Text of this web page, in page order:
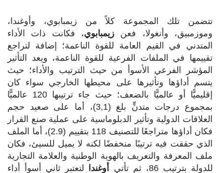
تتضمن تلك المجموعة كلاً من زيمبابوي، وأوغندا،
وموزمبيق، وأنغولا، فعن زيمبابوي، فكانت ذات الأداء
المتدني في القيم العامة للقوة الناعمة؛ إضافة لتراجع
تقييمها في الملفات الفرعية للقوة الناعمة، ويعد التأثير
المؤشر الفرعي الأسوأ من حيث الترتيب والأداء؛ حيث
يتسم أداؤها وتأثيرها على محيطها الخارجي سواء كان
إقليميًّا أو عالميًّا بالضعف؛ حيث جاء ترتيبها 120 عالميًّا
بمجموع درجات متدنٍّ بلغ (3,1)، أما على صعيد حجم
العلاقات الدولية وتأثير الدبلوماسية على عملية صنع القرار
فكان أداؤها متراجعًا للتصنيف 118 بتقييم (2.9)، أما الملف
الذي حققت فيه ترتيبًا منخفضًا لكنه لا يميل للسيئ، فكان
ملف المعرفة والتعريف بالهوية الوطنية والعلامة التجارية
للدولة بترتيب 86، ثم تأتي
أوغندا
لتعتبر ثاني أسوأ أداء